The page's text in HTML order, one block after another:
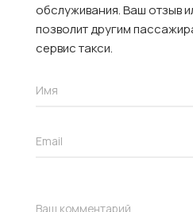
обслуживания. Ваш отзыв
позволит другим
сервис такси.